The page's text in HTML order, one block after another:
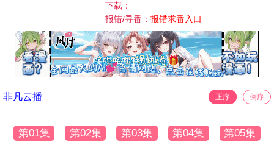
下载：
报错/寻番：报错求番入口
非凡云播 正序 倒序
第01集 第02集 第03集 第04集 第05集